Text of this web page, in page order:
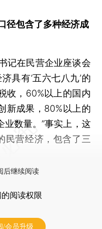
径包含了多种经济成
在民营企业座谈会
具有‘五六七八九’的
收，60%以上的国内
新成果，80%以上的
业数量。”事实上，这
民营经济，包含了三
后继续阅读
阅读权限
/会员升级